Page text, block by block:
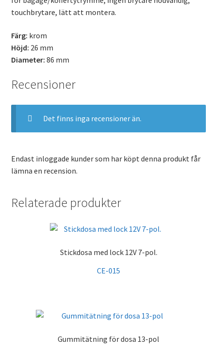
touchbrytare, lätt att montera.
Färg: krom
Höjd: 26 mm
Diameter: 86 mm
Recensioner
Det finns inga recensioner än.
Endast inloggade kunder som har köpt denna produkt får
lämna en recension.
Relaterade produkter
Stickdosa med lock 12V 7-pol.
CE-015
Gummitätning för dosa 13-pol